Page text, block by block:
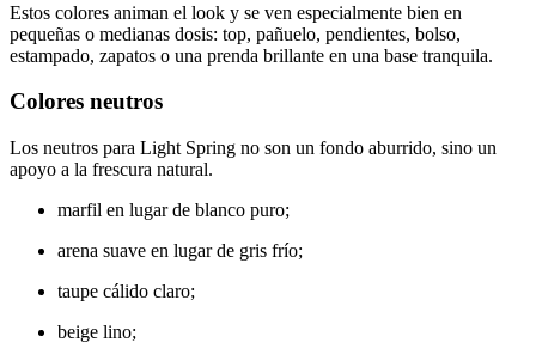
Estos colores animan el look y se ven especialmente bien en
pequeñas o medianas dosis: top, pañuelo, pendientes, bolso,
estampado, zapatos o una prenda brillante en una base tranquila.
Colores neutros
Los neutros para Light Spring no son un fondo aburrido, sino un
apoyo a la frescura natural.
marfil en lugar de blanco puro;
arena suave en lugar de gris frío;
taupe cálido claro;
beige lino;